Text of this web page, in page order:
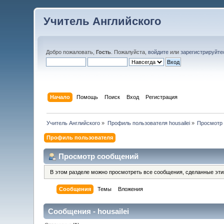
Учитель Английского
Добро пожаловать,Гость . Пожалуйста,войдите или
Начало Помощь Поиск Вход Регистрация
Учитель Английского » Профиль пользователя housailei» Просмотр
Профиль пользователя
Просмотр сообщений
В этом разделе можно просмотреть все сообщения, сделанные
Сообщения Темы Вложения
Сообщения - housailei